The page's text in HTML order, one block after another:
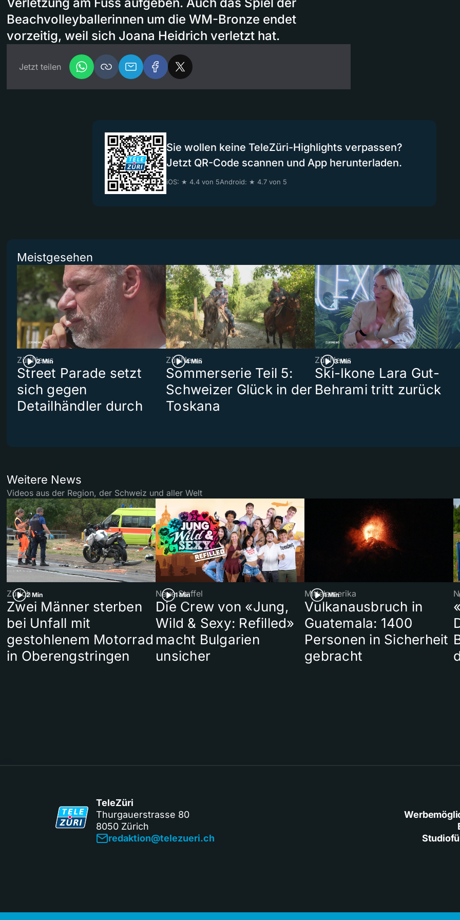
Beachvolleyballerinnen um die WM-Bronze endet
vorzeitig, weil sich Joana Heidrich verletzt hat.
Jetzt teilen
Sie wollen keine TeleZüri-Highlights verpassen?
Jetzt QR-Code scannen und App herunterladen.
iOS: ★ 4.4 von 5Android: ★ 4.7 von 5
Meistgesehen
2 Min
ZüriNews
Street Parade setzt
sich gegen
Detailhändler durch
4 Min
ZüriNews
Sommerserie Teil 5:
Schweizer Glück in der
Toskana
3 Min
ZüriNews
Ski-Ikone Lara Gut-
Behrami tritt zurück
Weitere News
Videos aus der Region, der Schweiz und aller Welt
2 Min
Zürich
Zwei Männer sterben
bei Unfall mit
gestohlenem Motorrad
in Oberengstringen
1 Min
Neue Staffel
Die Crew von «Jung,
Wild & Sexy: Refilled»
macht Bulgarien
unsicher
1 Min
Mittelamerika
Vulkanausbruch in
Guatemala: 1400
Personen in Sicherheit
gebracht
TeleZüri
Thurgauerstrasse 80
8050 Zürich
redaktion@telezueri.ch